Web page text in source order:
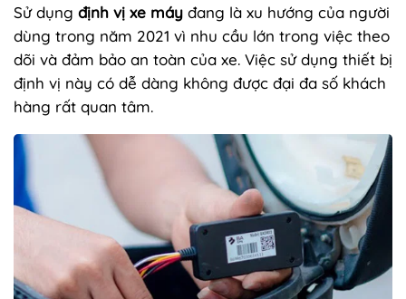
Sử dụng định vị xe máy đang là xu hướng của người
dùng trong năm 2021 vì nhu cầu lớn trong việc theo
dõi và đảm bảo an toàn của xe. Việc sử dụng thiết bị
định vị này có dễ dàng không được đại đa số khách
hàng rất quan tâm.